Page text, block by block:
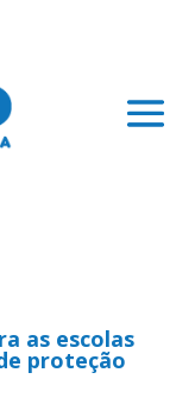
as escolas
proteção